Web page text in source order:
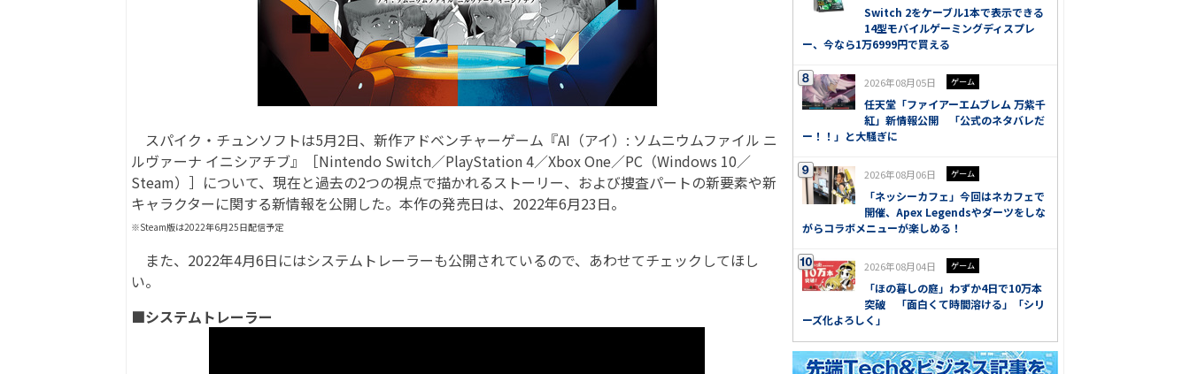
スパイク・チュンソフトは5月2日、新作アドベンチャーゲーム『AI（アイ）: ソムニウムファイル ニ
ルヴァーナ イニシアチブ』［Nintendo Switch／PlayStation 4／Xbox One／PC（Windows 10／
Steam）］について、現在と過去の2つの視点で描かれるストーリー、および捜査パートの新要素や新
キャラクターに関する新情報を公開した。本作の発売日は、2022年6月23日。
※Steam版は2022年6月25日配信予定
また、2022年4月6日にはシステムトレーラーも公開されているので、あわせてチェックしてほし
い。
■システムトレーラー
Switch 2をケーブル1本で表示できる
14型モバイルゲーミングディスプレ
ー、今なら1万6999円で買える
2026年08月05日 ゲーム
任天堂「ファイアーエムブレム 万紫千
紅」新情報公開 「公式のネタバレだ
ー！！」と大騒ぎに
2026年08月06日 ゲーム
「ネッシーカフェ」今回はネカフェで
開催、Apex Legendsやダーツをしな
がらコラボメニューが楽しめる！
2026年08月04日 ゲーム
「ほの暮しの庭」わずか4日で10万本
突破 「面白くて時間溶ける」「シリ
ーズ化よろしく」